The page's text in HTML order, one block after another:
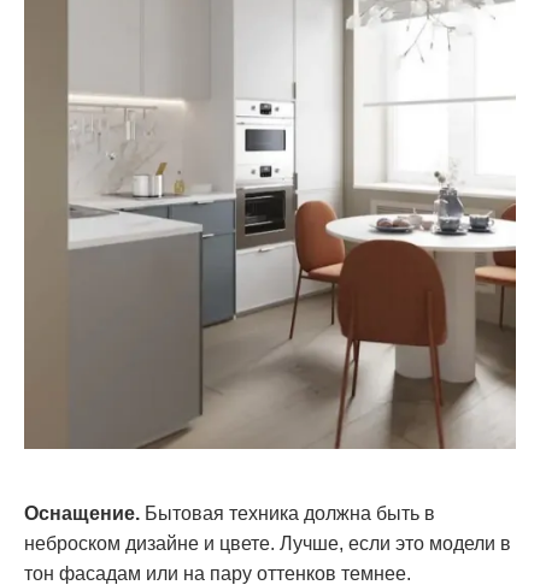
Оснащение. Бытовая техника должна быть в
неброском дизайне и цвете. Лучше, если это модели в
тон фасадам или на пару оттенков темнее.